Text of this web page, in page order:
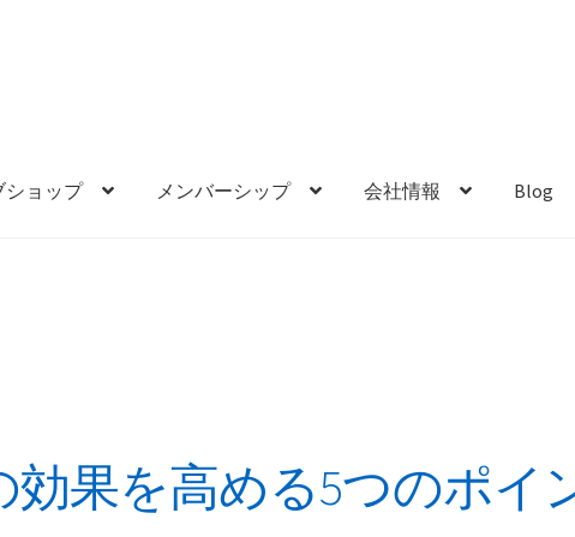
ショップ メンバーシップ 会社情報 Blog
果を高める5つのポイ